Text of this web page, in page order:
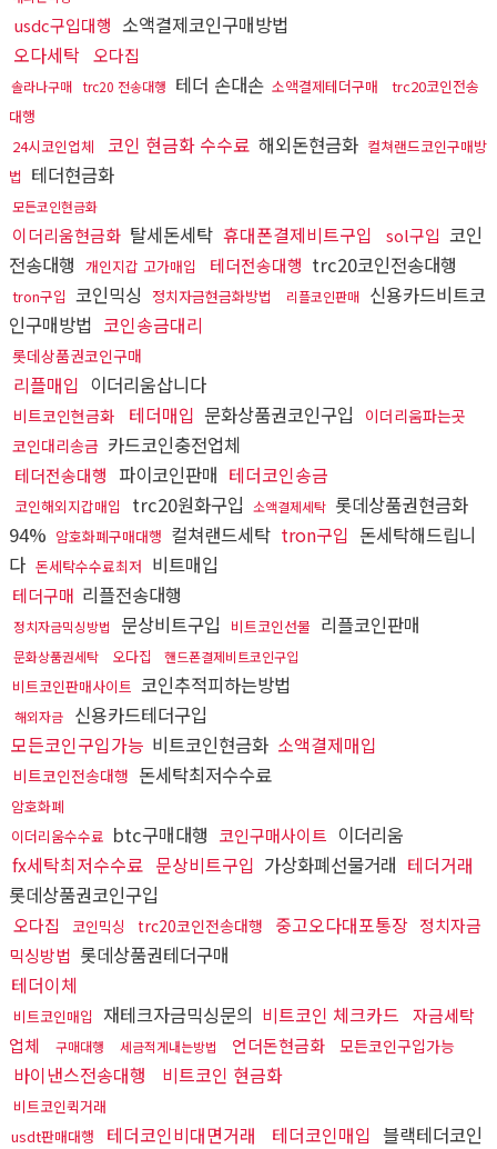
usdc구입대행 소액결제코인구매방법
오다세탁 오다집
솔라나구매 trc20 전송대행 테더 손대손 소액결제테더구매
trc20코인전송
대행
24시코인업체
코인 현금화 수수료 해외돈현금화 컬쳐랜드코인구매방
법 테더현금화
모든코인현금화
이더리움현금화 탈세돈세탁 휴대폰결제비트구입 sol구입 코인
전송대행 개인지갑 고가매입 테더전송대행 trc20코인전송대행
tron구입 코인믹싱 정치자금현금화방법 리플코인판매 신용카드비트코
인구매방법 코인송금대리
롯데상품권코인구매
리플매입 이더리움삽니다
비트코인현금화 테더매입 문화상품권코인구입
이더리움파는곳
코인대리송금 카드코인충전업체
테더전송대행 파이코인판매 테더코인송금
코인해외지갑매입 trc20원화구입 소액결제세탁 롯데상품권현금화
94% 암호화폐구매대행 컬쳐랜드세탁 tron구입 돈세탁해드립니
다 돈세탁수수료최저 비트매입
테더구매 리플전송대행
정치자금믹싱방법 문상비트구입 비트코인선물 리플코인판매
문화상품권세탁 오다집 핸드폰결제비트코인구입
비트코인판매사이트 코인추적피하는방법
해외자금
신용카드테더구입
모든코인구입가능 비트코인현금화 소액결제매입
비트코인전송대행 돈세탁최저수수료
암호화폐
이더리움수수료 btc구매대행 코인구매사이트 이더리움
fx세탁최저수수료 문상비트구입 가상화폐선물거래 테더거래
롯데상품권코인구입
오다집 코인믹싱 trc20코인전송대행 중고오다대포통장 정치자금
믹싱방법 롯데상품권테더구매
테더이체
비트코인매입 재테크자금믹싱문의 비트코인 체크카드
자금세탁
업체
구매대행 세금적게내는방법 언더돈현금화 모든코인구입가능
바이낸스전송대행 비트코인 현금화
비트코인퀵거래
usdt판매대행
테더코인비대면거래 테더코인매입 블랙테더코인